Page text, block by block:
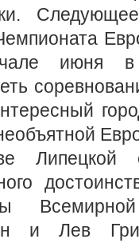
июня в
и Лев